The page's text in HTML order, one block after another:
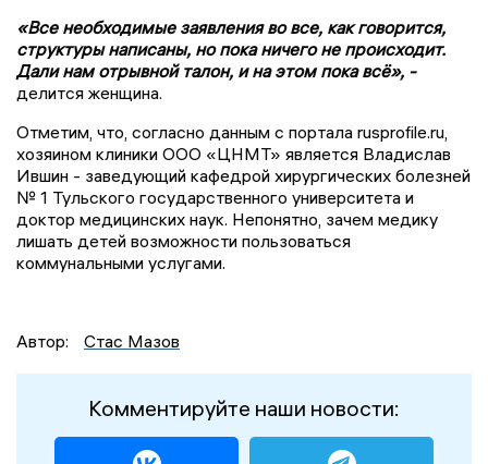
«Все необходимые заявления во все, как говорится,
структуры написаны, но пока ничего не происходит.
Дали нам отрывной талон, и на этом пока всё», -
делится женщина.
Отметим, что, согласно данным с портала rusprofile.ru,
хозяином клиники ООО «ЦНМТ» является Владислав
Ившин - заведующий кафедрой хирургических болезней
№ 1 Тульского государственного университета и
доктор медицинских наук. Непонятно, зачем медику
лишать детей возможности пользоваться
коммунальными услугами.
Автор: Стас Мазов
Комментируйте наши новости: